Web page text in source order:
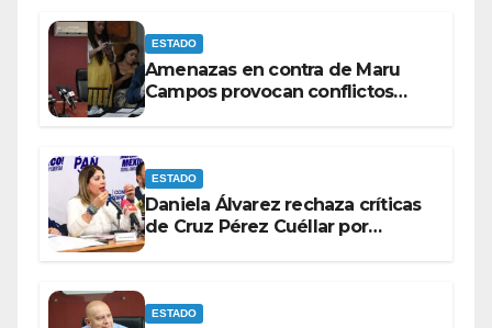
ESTADO
Amenazas en contra de Maru
Campos provocan conflictos
ESTADO
Daniela Álvarez rechaza críticas
de Cruz Pérez Cuéllar por
ESTADO